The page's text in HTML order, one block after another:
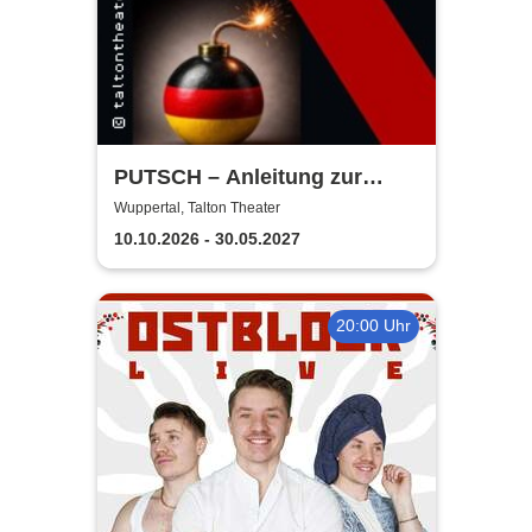
PUTSCH – Anleitung zur
Zerstörung ... einer
Demokratie | Talton Theater
Wuppertal, Talton Theater
10.10.2026 - 30.05.2027
20:00 Uhr